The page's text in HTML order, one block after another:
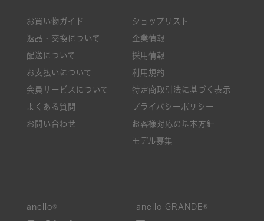
お買い物ガイド
返品・交換について
配送について
お支払いについて
会員サービスについて
よくある質問
お問い合わせ
ショップリスト
企業情報
採用情報
利用規約
特定商取引法に基づく表示
プライバシーポリシー
お客様対応の基本方針
モデル募集
anello® anello GRANDE®